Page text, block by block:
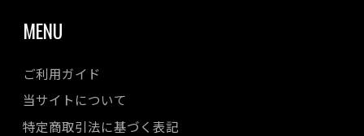
MENU
ご利用ガイド
当サイトについて
特定商取引法に基づく表記